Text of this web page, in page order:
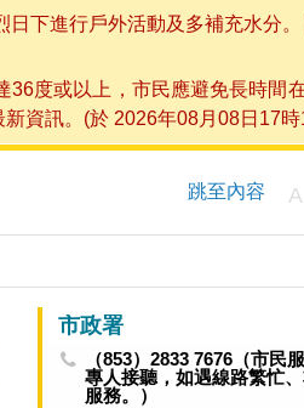
下進行戶外活動及多補充水分
度或以上，市民應避免長時間
資訊。(於 2026年08月08日17
跳至內容 A
市政署
（853）2833 7676（市民
專人接聽，如遇線路繁忙
服務。）